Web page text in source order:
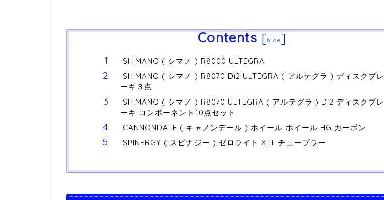
Contents [hide]
SHIMANO ( シマノ ) R8000 ULTEGRA
SHIMANO ( シマノ ) R8070 Di2 ULTEGRA ( アルテグラ ) ディスクブレ
ーキ３点
SHIMANO ( シマノ ) R8070 ULTEGRA ( アルテグラ ) Di2 ディスクブレ
ーキ コンポーネント10点セット
CANNONDALE ( キャノンデール ) ホイール ホイール HG カーボン
SPINERGY ( スピナジー ) ゼロライト XLT チューブラー